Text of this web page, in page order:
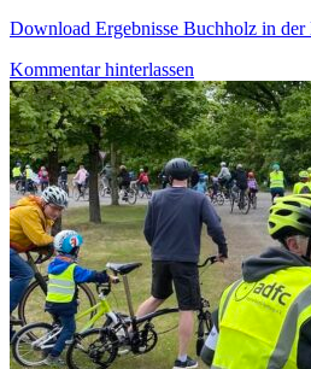
Download Ergebnisse Buchholz in
Kommentar hinterlassen